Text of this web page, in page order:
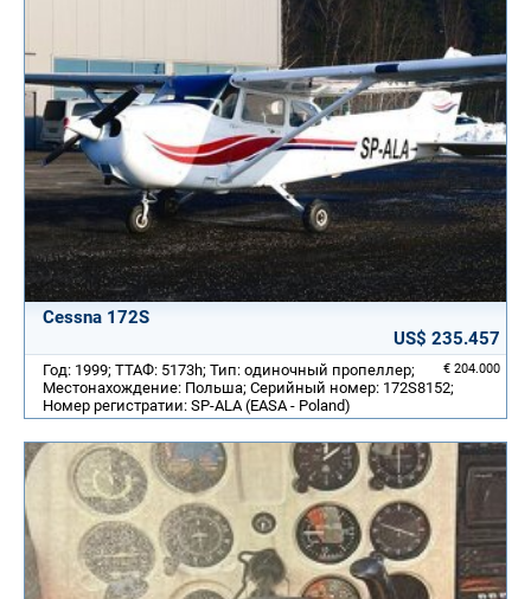
Cessna 172S
US$ 235.457
€ 204.000
Год: 1999; ТТАФ: 5173h; Тип: одиночный пропеллер;
Местонахождение: Польша; Серийный номер: 172S8152;
Номер регистратии: SP-ALA (EASA - Poland)